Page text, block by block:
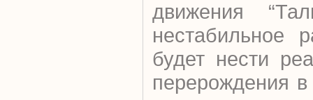
движения
нестабильное
будет нести
перерождения в